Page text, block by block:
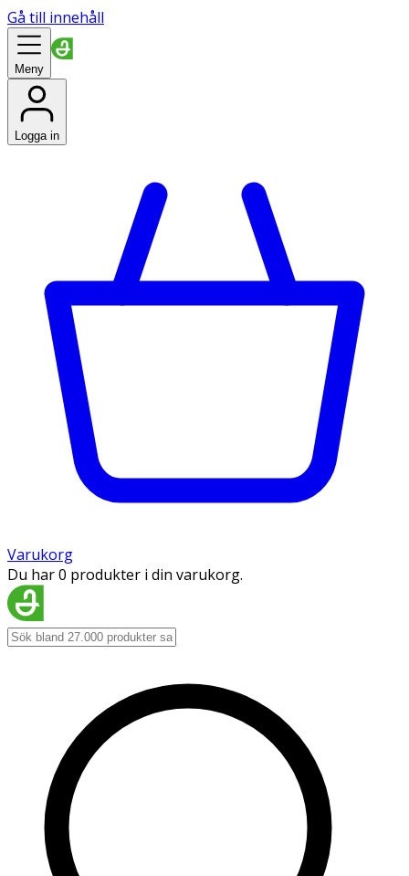
Gå till innehåll
Meny
Logga in
Varukorg
Du har 0 produkter i din varukorg.